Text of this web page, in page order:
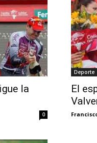
la
0
Deporte
El